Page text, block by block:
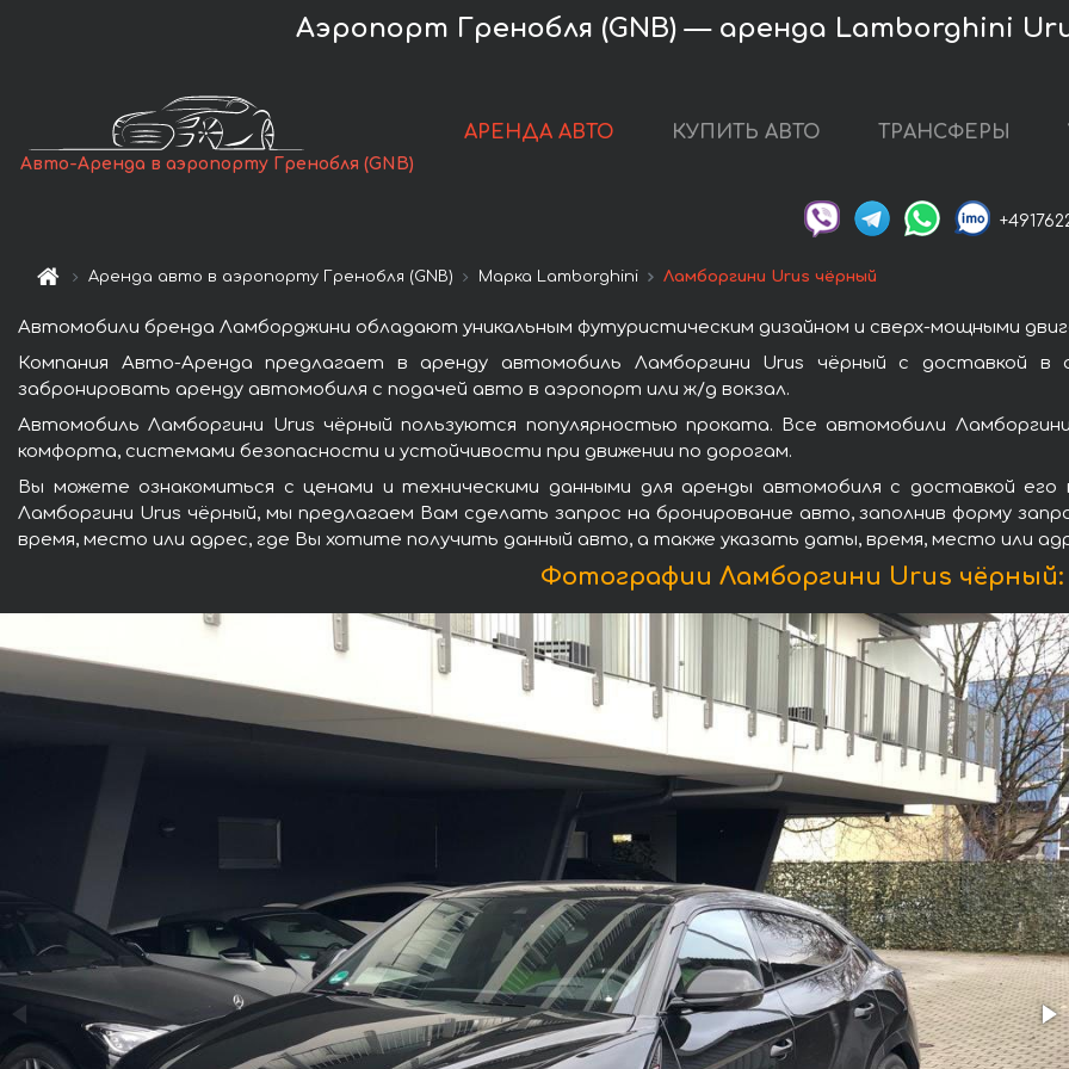
Аэропорт Гренобля (GNB) — аренда Lamborghini
Авто-Аренда в аэропорту Гренобля (GNB)
АРЕНДА АВТО КУПИТЬ АВТО ТРАНСФЕРЫ
Аренда авто в аэропорту Гренобля (GNB) Марка Lamborghini Ламборгини Urus чёрный
Автомобили бренда Ламборджини обладают уникальным футуристическим дизайном и сверх-мощными
Компания Авто-Аренда предлагает в аренду автомобиль Ламборгини Urus чёрный с доставкой
забронировать аренду автомобиля с подачей авто в аэропорт или ж/д вокзал.
Автомобиль Ламборгини Urus чёрный пользуются популярностью проката. Все автомобили
комфорта, системами безопасности и устойчивости при движении по дорогам.
Вы можете ознакомиться с ценами и техническими данными для аренды автомобиля с доставкой
Ламборгини Urus чёрный, мы предлагаем Вам сделать запрос на бронирование авто, заполнив форму
время, место или адрес, где Вы хотите получить данный авто, а также указать даты, время, место или
Фотографии Ламборгини Urus чёрный: